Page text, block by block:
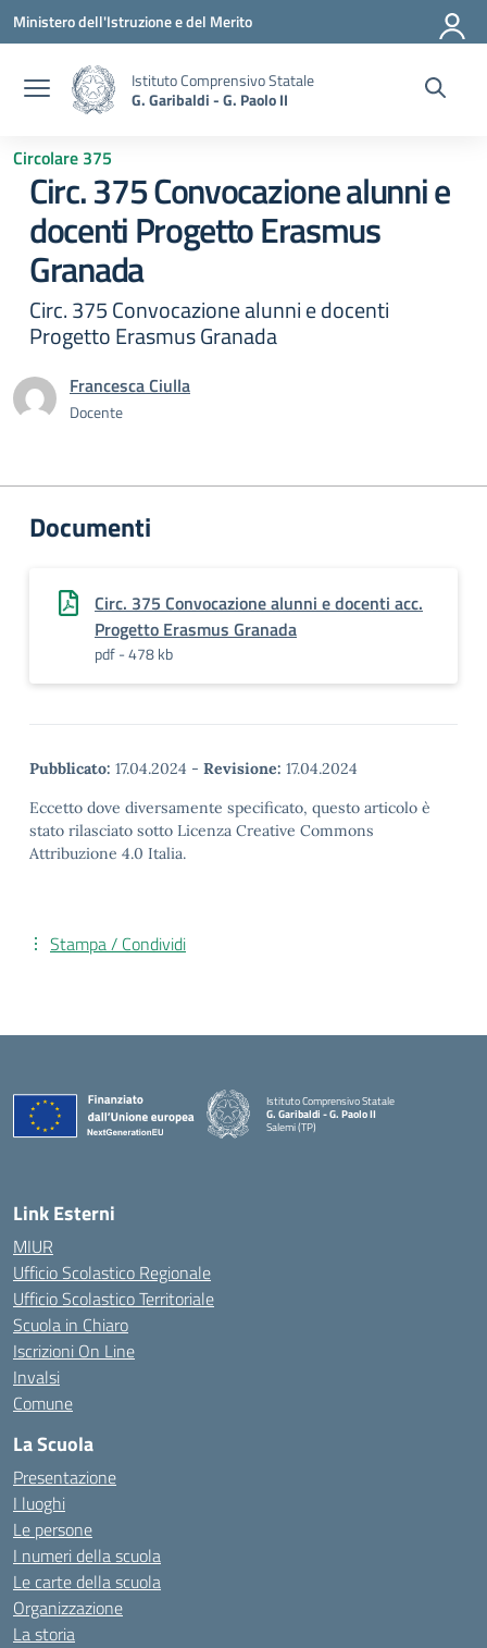
Vai ai contenuti
Vai al menu di navigazione
Vai al footer
Ministero dell'Istruzione e del Merito
Istituto Comprensivo Statale
G. Garibaldi - G. Paolo II
Circolare 375
Circ. 375 Convocazione alunni e
docenti Progetto Erasmus
Granada
Circ. 375 Convocazione alunni e docenti
Progetto Erasmus Granada
Francesca Ciulla
Docente
Documenti
Circ. 375 Convocazione alunni e docenti acc.
Progetto Erasmus Granada
pdf - 478 kb
Pubblicato: 17.04.2024 - Revisione: 17.04.2024
Eccetto dove diversamente specificato, questo articolo è
stato rilasciato sotto Licenza Creative Commons
Attribuzione 4.0 Italia.
Stampa / Condividi
Istituto Comprensivo Statale
G. Garibaldi - G. Paolo II
Salemi (TP)
Link Esterni
MIUR
Ufficio Scolastico Regionale
Ufficio Scolastico Territoriale
Scuola in Chiaro
Iscrizioni On Line
Invalsi
Comune
La Scuola
Presentazione
I luoghi
Le persone
I numeri della scuola
Le carte della scuola
Organizzazione
La storia